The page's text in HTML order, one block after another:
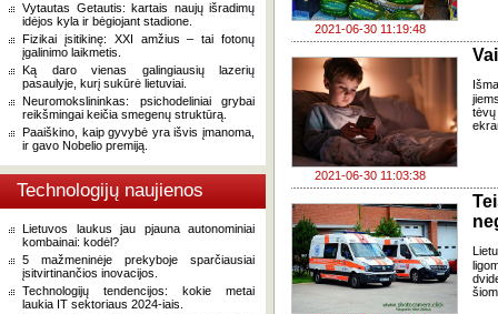
Vytautas Getautis: kartais naujų išradimų
idėjos kyla ir bėgiojant stadione.
Fizikai įsitikinę: XXI amžius – tai fotonų
įgalinimo laikmetis.
Ką daro vienas galingiausių lazerių
pasaulyje, kurį sukūrė lietuviai.
Neuromokslininkas: psichodeliniai grybai
reikšmingai keičia smegenų struktūrą.
Paaiškino, kaip gyvybė yra išvis įmanoma,
ir gavo Nobelio premiją.
Technologijų naujienos
Lietuvos laukus jau pjauna autonominiai
kombainai: kodėl?
5 mažmeninėje prekyboje sparčiausiai
įsitvirtinančios inovacijos.
Technologijų tendencijos: kokie metai
laukia IT sektoriaus 2024-iais.
2021-06-30 11:19:48
2021-06-30 11:03:38